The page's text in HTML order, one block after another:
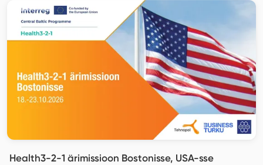
Health3-2-1 ärimissioon Bostonisse, USA-sse